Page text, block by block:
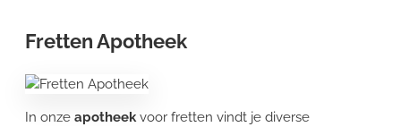
Fretten Apotheek
In onze apotheekvoor fretten vindt je diverse